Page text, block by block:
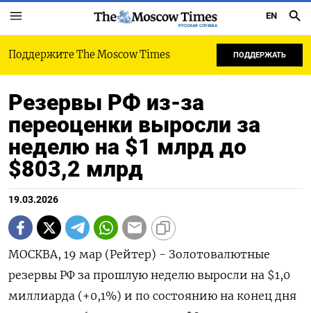
РУССКАЯ СЛУЖБА
EN
Поддержите The Moscow Times ПОДДЕРЖАТЬ
Резервы РФ из-за
переоценки выросли за
неделю на $1 млрд до
$803,2 млрд
19.03.2026
МОСКВА, 19 мар (Рейтер) - Золотовалютные
резервы РФ за прошлую неделю выросли ‌на $1,0
миллиарда (+0,1%) и по состоянию на конец дня